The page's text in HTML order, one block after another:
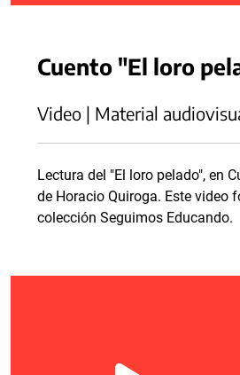
Cuento "El loro
Video | Material
Lectura del "El loro pelado", en
de Horacio Quiroga. Este video
colección Seguimos Educando.